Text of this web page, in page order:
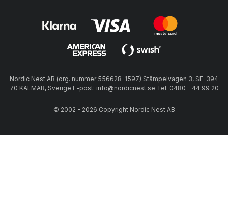
Nordic Nest AB (org. nummer 556628-1597) Stämpelvägen 3, SE-394
70 KALMAR, Sverige E-post: info@nordicnest.se Tel. 0480 - 44 99 20
© 2002 - 2026 Copyright Nordic Nest AB